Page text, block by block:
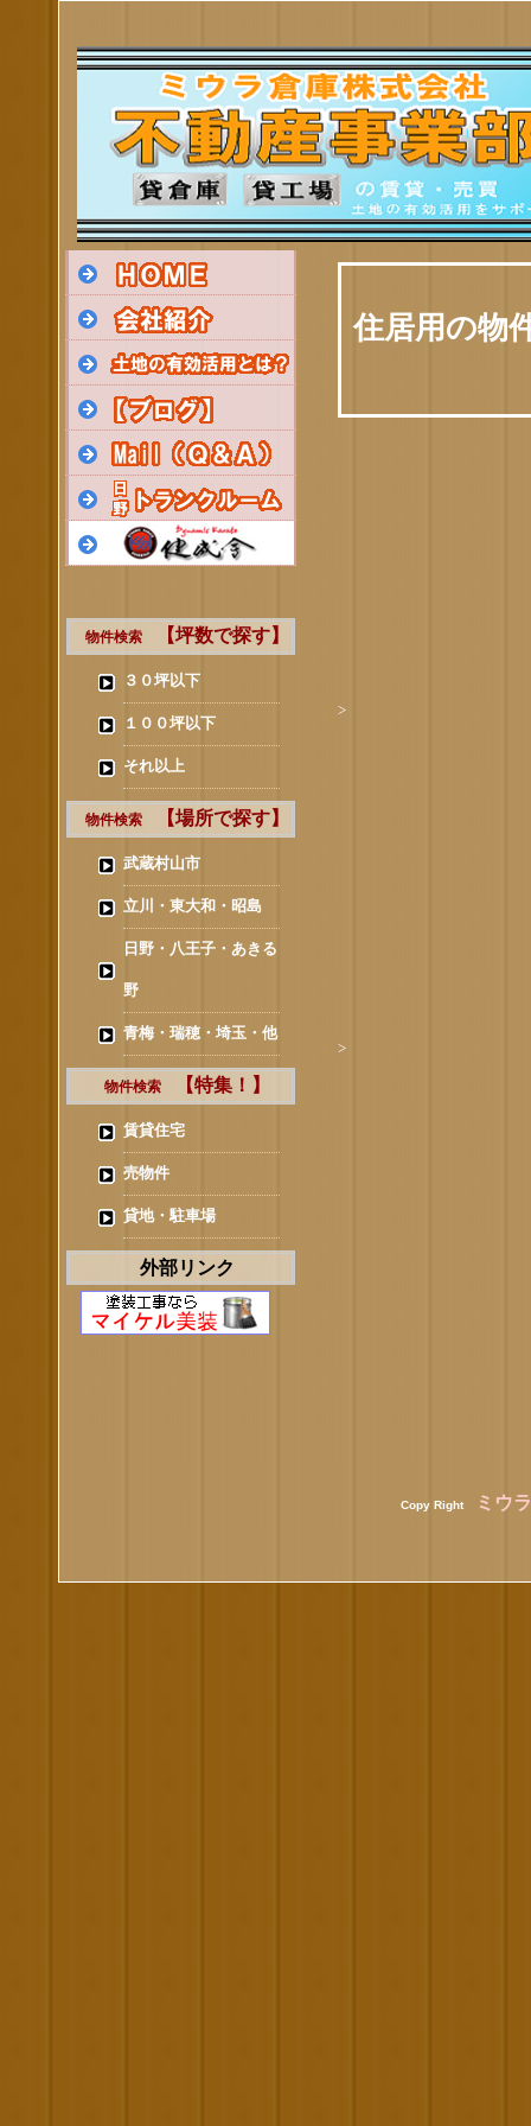
住居用の物
>
>
物件検索 【坪数で探す】
３０坪以下
１００坪以下
それ以上
物件検索 【場所で探す】
武蔵村山市
立川・東大和・昭島
日野・八王子・あきる
野
青梅・瑞穂・埼玉・他
物件検索 【特集！】
賃貸住宅
売物件
貸地・駐車場
外部リンク
Copy Right ミウ